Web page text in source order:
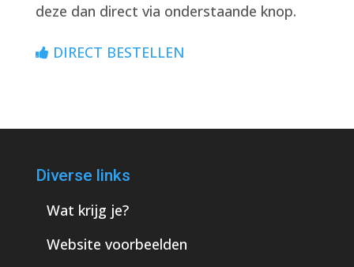
deze dan direct via onderstaande knop.
DIRECT BESTELLEN
Diverse links
Wat krijg je?
Website voorbeelden